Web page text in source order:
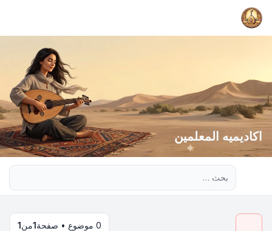
اكاديميه المعلمين
0 موضوع • صفحة 1من1